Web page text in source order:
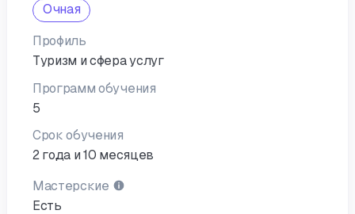
Очная
Профиль
Туризм и сфера услуг
Программ обучения
5
Срок обучения
2 года и 10 месяцев
Мастерские
Есть